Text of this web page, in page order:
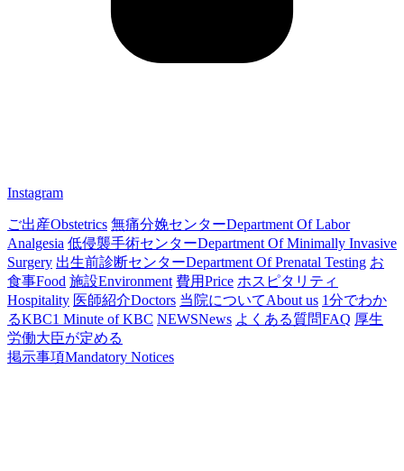
Instagram
ご出産Obstetrics 無痛分娩センターDepartment Of Labor
Analgesia 低侵襲手術センターDepartment Of Minimally Invasive
Surgery 出生前診断センターDepartment Of Prenatal Testing お
食事Food 施設Environment 費用Price ホスピタリティ
Hospitality 医師紹介Doctors 当院についてAbout us 1分でわか
るKBC1 Minute of KBC NEWSNews よくある質問FAQ 厚生
労働大臣が定める
掲示事項Mandatory Notices